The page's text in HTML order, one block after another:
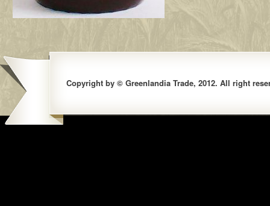
Copyright by © Greenlandia Trade, 2012. All right